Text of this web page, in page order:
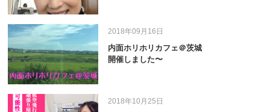
2018年09月16日
内面ホリホリカフェ＠茨城
開催しました〜
2018年10月25日